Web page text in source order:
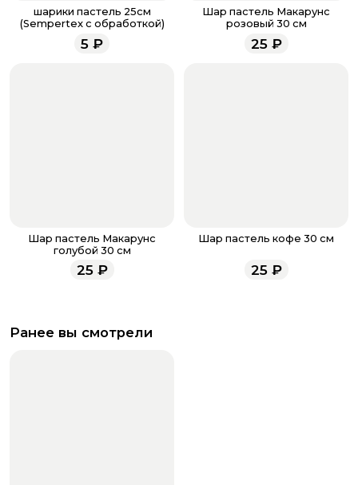
звоните по номеру телефона
8 (927) 936-71-86
напишите WhatsApp
+7 937 333-66-53. Наши
менеджеры работают ежедневно с 9.00 до 23.00 и
всегда рады проконсультировать вас.
шарики пастель 25см
(Sempertex с обработкой)
5 ₽
Шар пастель Макарунс
розовый 30 см
25₽
Шар пастель Макарунс
голубой 30 см
25₽
Шар пастель кофе 30 см
25₽
Ранее вы смотрели